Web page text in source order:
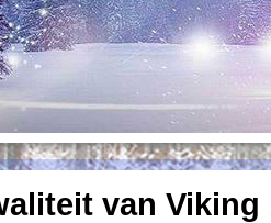
van